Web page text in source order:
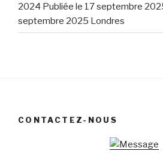
2024 Publiée le 17 septembre
septembre 2025 Londres
CONTACTEZ-NOUS